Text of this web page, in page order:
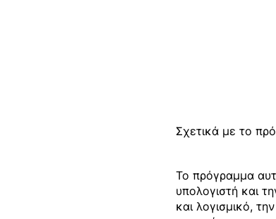
Σχετικά με το
Το πρόγραμμα
υπολογιστή και
και λογισμικό,